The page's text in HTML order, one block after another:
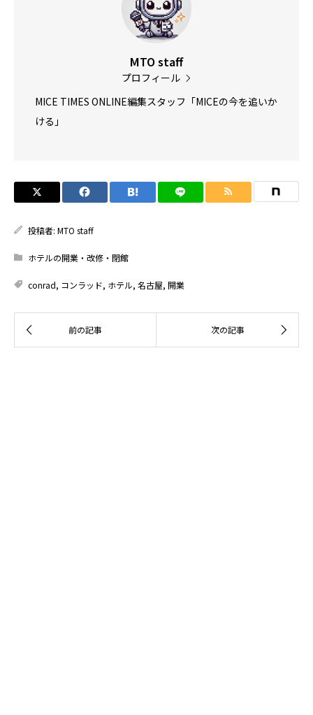
MTO staff
プロフィール
MICE TIMES ONLINE編集スタッフ「MICEの今を追いか
ける」
投稿者: MTO staff
ホテルの開業・改修・閉館
conrad, コンラッド, ホテル, 名古屋, 開業